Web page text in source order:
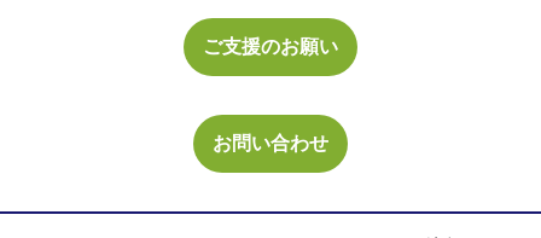
ご支援のお願い
お問い合わせ